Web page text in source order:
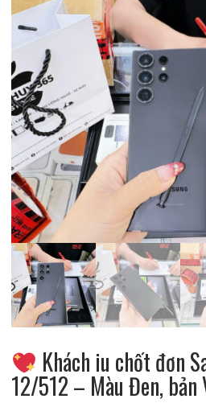
Khách iu chốt đơn
12/512 – Màu Đen, bản